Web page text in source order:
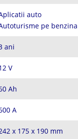
auto
pe
ani
V
Ah
A
x 175 x 190 mm